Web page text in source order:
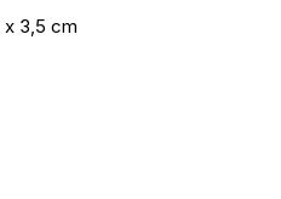
x 3,5 cm